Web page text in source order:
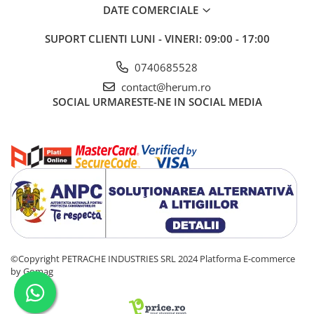
DATE COMERCIALE
SUPORT CLIENTI LUNI - VINERI: 09:00 - 17:00
0740685528
contact@herum.ro
SOCIAL URMARESTE-NE IN SOCIAL MEDIA
©Copyright PETRACHE INDUSTRIES SRL 2024Platforma E-commerce
by Gomag